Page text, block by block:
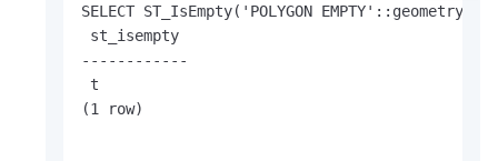
SELECT ST_IsEmpty('POLYGON EMPTY'::geometry);
st_isempty
------------
t
(1 row)